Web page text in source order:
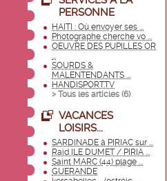
PERSONNE
HAITI : Où envoyer ses ...
Photographe cherche vo ...
OEUVRE DES PUPILLES OR
...
SOURDS &
MALENTENDANTS ...
HANDISPORT.TV
> Tous les articles (6)
VACANCES
LOISIRS...
SARDINADE à PIRIAC sur ...
Raid ILE DUMET / PIRIA ...
Saint MARC (44) plage ...
GUERANDE